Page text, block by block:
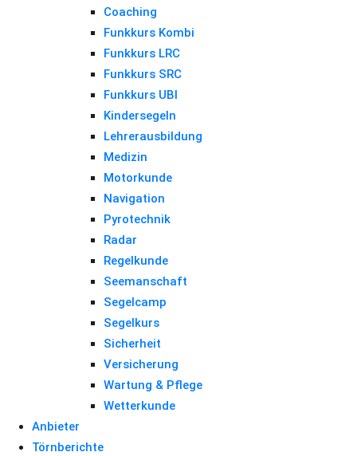
Coaching
Funkkurs Kombi
Funkkurs LRC
Funkkurs SRC
Funkkurs UBI
Kindersegeln
Lehrerausbildung
Medizin
Motorkunde
Navigation
Pyrotechnik
Radar
Regelkunde
Seemanschaft
Segelcamp
Segelkurs
Sicherheit
Versicherung
Wartung & Pflege
Wetterkunde
Anbieter
Törnberichte